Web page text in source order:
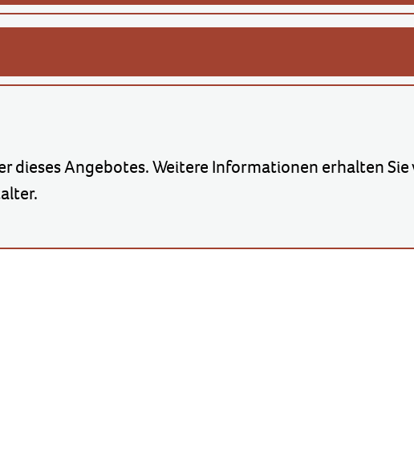
dieses Angebotes. Weitere Informationen erhalten Sie